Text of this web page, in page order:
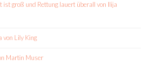
ist groß und Rettung lauert überall von Ilija
von Lily King
Martin Muser